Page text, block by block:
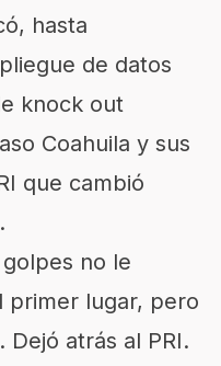
hasta
de datos
knock out
Coahuila y sus
que cambió
no le
primer lugar, pero
atrás al PRI.